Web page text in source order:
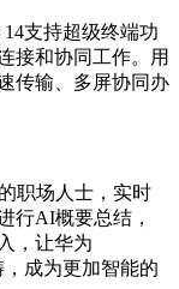
支持超级终端功
接和协同工作。用
传输、多屏协同办
职场人士，实时
行AI概要总结，
，让华为
，成为更加智能的